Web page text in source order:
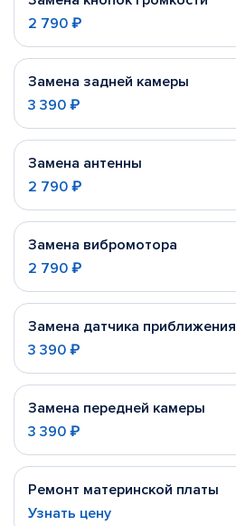
2 790 ₽
Замена задней камеры
3 390 ₽
Замена антенны
2 790 ₽
Замена вибромотора
2 790 ₽
Замена датчика приближения
3 390 ₽
Замена передней камеры
3 390 ₽
Ремонт материнской платы
Узнать цену